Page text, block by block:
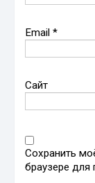
Email*
Сайт
Сохранить
браузере